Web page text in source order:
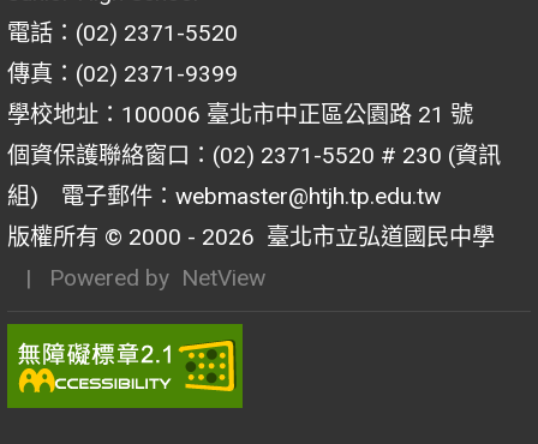
電話：(02) 2371-5520
傳真：(02) 2371-9399
學校地址：100006 臺北市中正區公園路 21 號
個資保護聯絡窗口：(02) 2371-5520 # 230 (資訊
組) 電子郵件：webmaster@htjh.tp.edu.tw
版權所有 © 2000 - 2026 臺北市立弘道國民中學
| Powered by NetView